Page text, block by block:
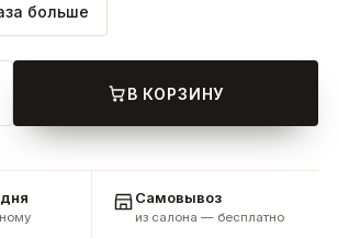
больше
В КОРЗИНУ
Самовывоз
из салона — бесплатно